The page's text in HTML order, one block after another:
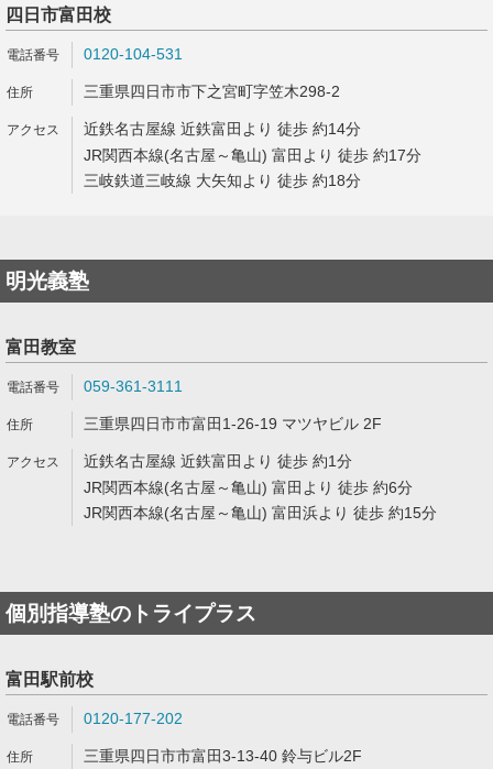
四日市富田校
0120-104-531
三重県四日市市下之宮町字笠木298-2
近鉄名古屋線 近鉄富田より 徒歩 約14分
JR関西本線(名古屋～亀山) 富田より 徒歩 約17分
三岐鉄道三岐線 大矢知より 徒歩 約18分
明光義塾
富田教室
059-361-3111
三重県四日市市富田1-26-19 マツヤビル 2F
近鉄名古屋線 近鉄富田より 徒歩 約1分
JR関西本線(名古屋～亀山) 富田より 徒歩 約6分
JR関西本線(名古屋～亀山) 富田浜より 徒歩 約15分
個別指導塾のトライプラス
富田駅前校
0120-177-202
三重県四日市市富田3-13-40 鈴与ビル2F